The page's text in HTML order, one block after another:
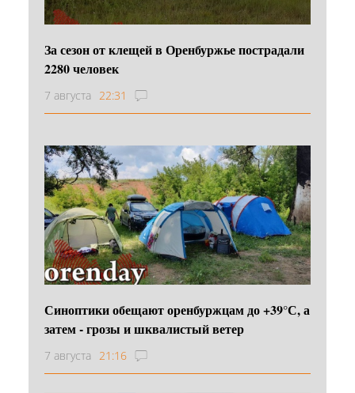
За сезон от клещей в Оренбуржье пострадали
2280 человек
7 августа 22:31
Синоптики обещают оренбуржцам до +39°С, а
затем - грозы и шквалистый ветер
7 августа 21:16